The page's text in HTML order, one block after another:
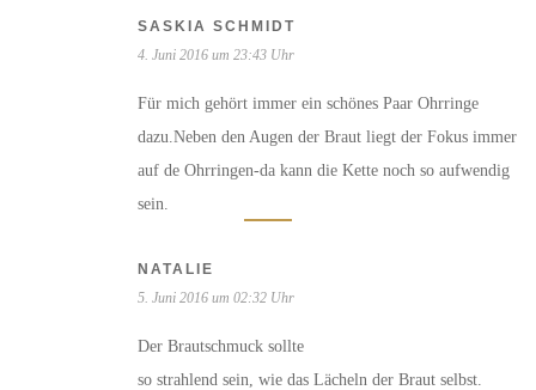
SASKIA SCHMIDT
4. Juni 2016 um 23:43 Uhr
Für mich gehört immer ein schönes Paar Ohrringe
dazu.Neben den Augen der Braut liegt der Fokus immer
auf de Ohrringen-da kann die Kette noch so aufwendig
sein.
NATALIE
5. Juni 2016 um 02:32 Uhr
Der Brautschmuck sollte
so strahlend sein, wie das Lächeln der Braut selbst.